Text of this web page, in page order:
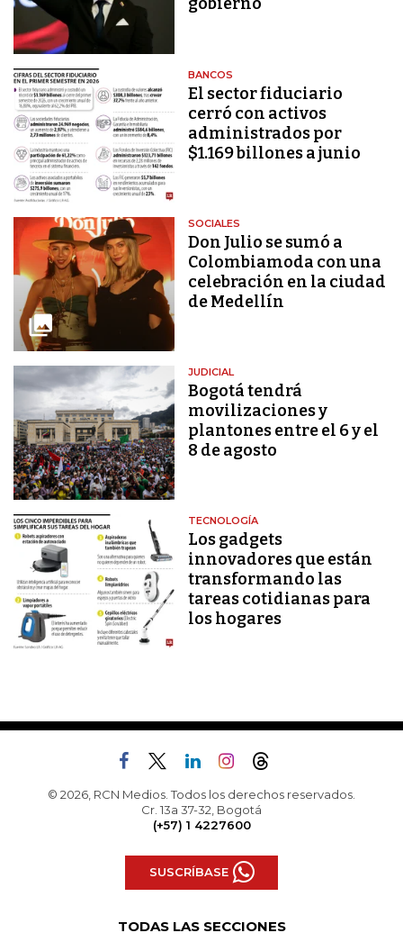
BANCOS
El sector fiduciario
cerró con activos
administrados por
$1.169 billones a junio
SOCIALES
Don Julio se sumó a
Colombiamoda con una
celebración en la ciudad
de Medellín
JUDICIAL
Bogotá tendrá
movilizaciones y
plantones entre el 6 y el
8 de agosto
TECNOLOGÍA
Los gadgets
innovadores que están
transformando las
tareas cotidianas para
los hogares
© 2026, RCN Medios. Todos los derechos reservados.
Cr. 13a 37-32, Bogotá
(+57) 1 4227600
SUSCRÍBASE
TODAS LAS SECCIONES